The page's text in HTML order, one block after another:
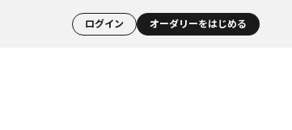
ログイン オーダリーをはじめる